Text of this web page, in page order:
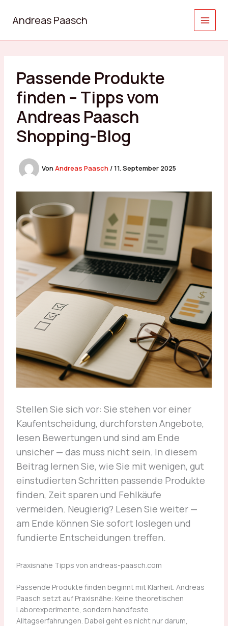
InhaltAndreas Paasch
Passende Produkte
finden – Tipps vom
Andreas Paasch
Shopping-Blog
Von Andreas Paasch /11. September 2025
Stellen Sie sich vor: Sie stehen vor einer
Kaufentscheidung, durchforsten Angebote,
lesen Bewertungen und sind am Ende
unsicher — das muss nicht sein. In diesem
Beitrag lernen Sie, wie Sie mit wenigen, gut
einstudierten Schritten passende Produkte
finden, Zeit sparen und Fehlkäufe
vermeiden. Neugierig? Lesen Sie weiter —
am Ende können Sie sofort loslegen und
fundierte Entscheidungen treffen.
Praxisnahe Tipps von andreas-paasch.com
Passende Produkte finden beginnt mit Klarheit. Andreas
Paasch setzt auf Praxisnähe: Keine theoretischen
Laborexperimente, sondern handfeste
Alltagserfahrungen. Dabei geht es nicht nur darum,